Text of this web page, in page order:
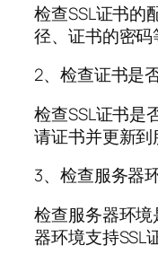
检查SSL证书的
径、证书的密码
2、检查证书是
检查SSL证书是
请证书并更新到
3、检查服务器
检查服务器环境
器环境支持SSL